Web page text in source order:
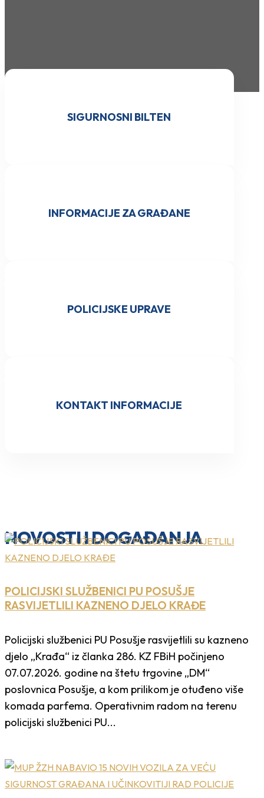
SIGURNOSNI BILTEN
INFORMACIJE ZA GRAĐANE
POLICIJSKE UPRAVE
KONTAKT INFORMACIJE
NOVOSTI I DOGAĐANJA
POLICIJSKI SLUŽBENICI PU POSUŠJE
RASVIJETLILI KAZNENO DJELO KRAĐE
Policijski službenici PU Posušje rasvijetlili su kazneno
djelo „Krađa“ iz članka 286. KZ FBiH počinjeno
07.07.2026. godine na štetu trgovine „DM“
poslovnica Posušje, a kom prilikom je otuđeno više
komada parfema. Operativnim radom na terenu
policijski službenici PU...